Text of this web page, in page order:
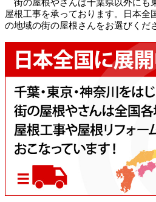
街の屋根やさんは千葉県以外にも
屋根工事を承っております。日本全
の地域の街の屋根さんをお選びくだ